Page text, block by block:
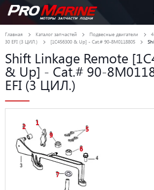
Главная Каталог запчастей Подвесные двигатели
30 EFI (3 ЦИЛ.)
[1C456300 & Up] - Cat.# 90-8M0118805
Shift Linkage Remote
& Up] - Cat.# 90-
EFI (3 ЦИЛ.)
1
2 5
6
7
9